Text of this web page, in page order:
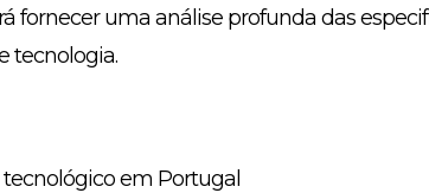
fornecer uma análise profunda das
tecnologia.
em Portugal